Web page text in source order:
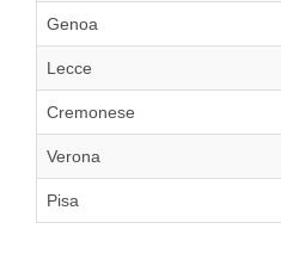
Genoa
Lecce
Cremonese
Verona
Pisa